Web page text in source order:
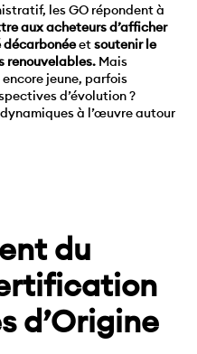
les GO répondent à
aux acheteurs d’afficher
décarbonéeetsoutenir le
renouvelables. Mais
jeune, parfois
d’évolution ?
à l’œuvre autour
du
d’Origine